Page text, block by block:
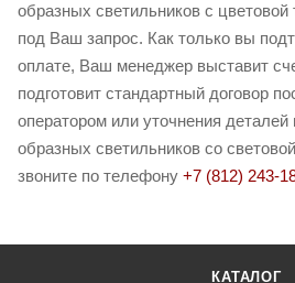
образных светильников с цветовой
под Ваш запрос. Как только вы
оплате, Ваш менеджер выставит
подготовит стандартный договор
оператором или уточнения деталей
образных светильников со
звоните по телефону +7 (812) 243-
КАТАЛОГ